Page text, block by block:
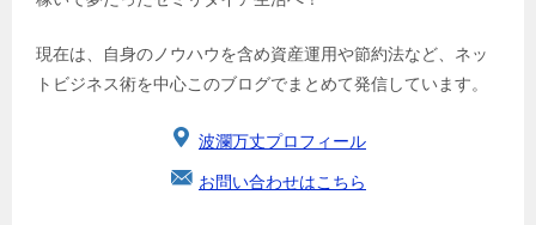
現在は、自身のノウハウを含め資産運用や節約法など、ネッ
トビジネス術を中心このブログでまとめて発信しています。
波瀾万丈プロフィール
お問い合わせはこちら